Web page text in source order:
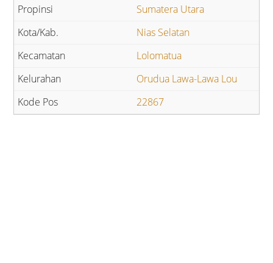
Sumatera Utara
Nias Selatan
Lolomatua
Orudua Lawa-Lawa Lou
22867